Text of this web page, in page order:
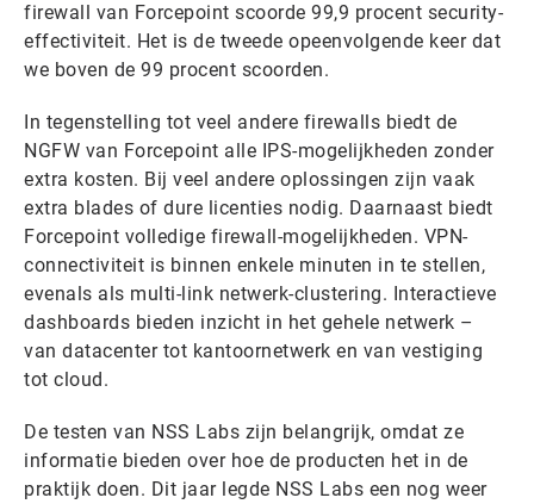
firewall van Forcepoint scoorde 99,9 procent security-
effectiviteit. Het is de tweede opeenvolgende keer dat
we boven de 99 procent scoorden.
In tegenstelling tot veel andere firewalls biedt de
NGFW van Forcepoint alle IPS-mogelijkheden zonder
extra kosten. Bij veel andere oplossingen zijn vaak
extra blades of dure licenties nodig. Daarnaast biedt
Forcepoint volledige firewall-mogelijkheden. VPN-
connectiviteit is binnen enkele minuten in te stellen,
evenals als multi-link netwerk-clustering. Interactieve
dashboards bieden inzicht in het gehele netwerk –
van datacenter tot kantoornetwerk en van vestiging
tot cloud.
De testen van NSS Labs zijn belangrijk, omdat ze
informatie bieden over hoe de producten het in de
praktijk doen. Dit jaar legde NSS Labs een nog weer